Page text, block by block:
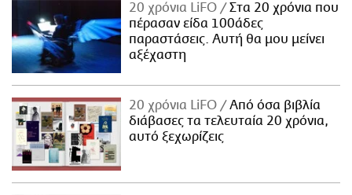
20 χρόνια LiFO
Στα 20 χρόνια που
πέρασαν είδα 100άδες
παραστάσεις. Αυτή θα μου μείνει
αξέχαστη
20 χρόνια LiFO
Από όσα βιβλία
διάβασες τα τελευταία 20 χρόνια,
αυτό ξεχωρίζεις